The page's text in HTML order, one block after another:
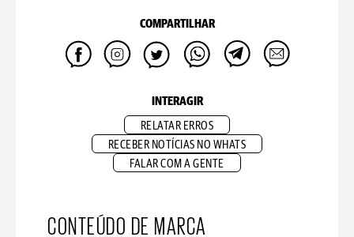
COMPARTILHAR
INTERAGIR
RELATAR ERROS
RECEBER NOTÍCIAS NO WHATS
FALAR COM A GENTE
CONTEÚDO DE MARCA